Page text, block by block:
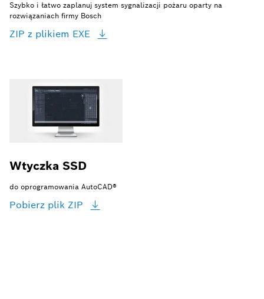
Szybko i łatwo zaplanuj system sygnalizacji pożaru oparty na
rozwiązaniach firmy Bosch
ZIP z plikiem EXE
Wtyczka SSD
do oprogramowania AutoCAD®
Pobierz plik ZIP